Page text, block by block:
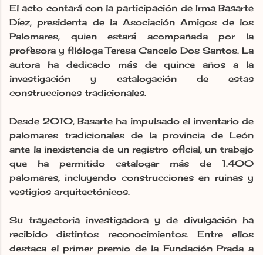
El acto contará con la participación de Irma Basarte
Díez, presidenta de la Asociación Amigos de los
Palomares, quien estará acompañada por la
profesora y filóloga Teresa Cancelo Dos Santos. La
autora ha dedicado más de quince años a la
investigación y catalogación de estas
construcciones tradicionales.
Desde 2010, Basarte ha impulsado el inventario de
palomares tradicionales de la provincia de León
ante la inexistencia de un registro oficial, un trabajo
que ha permitido catalogar más de 1.400
palomares, incluyendo construcciones en ruinas y
vestigios arquitectónicos.
Su trayectoria investigadora y de divulgación ha
recibido distintos reconocimientos. Entre ellos
destaca el primer premio de la Fundación Prada a